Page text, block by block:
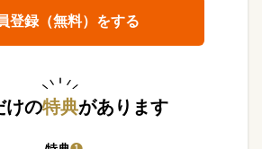
登録（無料）をする
けの特典があります